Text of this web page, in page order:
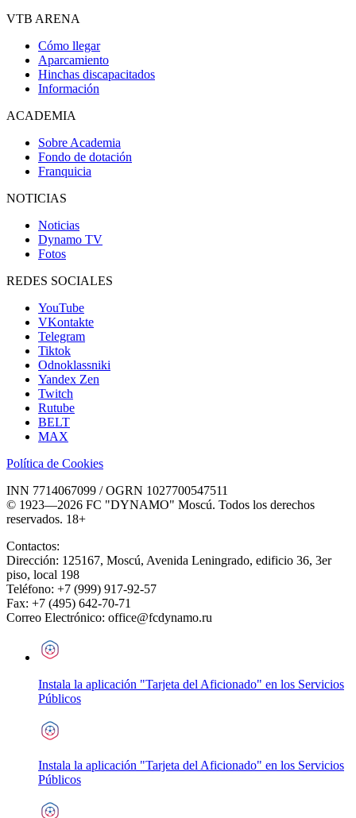
VTB ARENA
Cómo llegar
Aparcamiento
Hinchas discapacitados
Información
ACADEMIA
Sobre Academia
Fondo de dotación
Franquicia
NOTICIAS
Noticias
Dynamo TV
Fotos
REDES SOCIALES
YouTube
VKontakte
Telegram
Tiktok
Odnoklassniki
Yandex Zen
Twitch
Rutube
BELT
MAX
Política de Cookies
INN 7714067099 / OGRN 1027700547511
© 1923—2026 FC "DYNAMO" Moscú. Todos los derechos
reservados. 18+
Contactos:
Dirección: 125167, Moscú, Avenida Leningrado, edificio 36, 3er
piso, local 198
Teléfono: +7 (999) 917-92-57
Fax: +7 (495) 642-70-71
Correo Electrónico: office@fcdynamo.ru
Instala la aplicación "Tarjeta del Aficionado" en los Servicios
Públicos
Instala la aplicación "Tarjeta del Aficionado" en los Servicios
Públicos